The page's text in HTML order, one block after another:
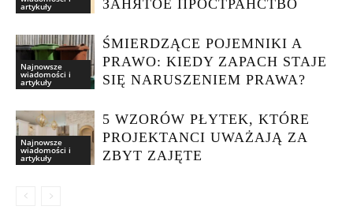
artykuły
ЗАНЯТОЕ ПРОСТРАНСТВО
Najnowsze
wiadomości i
artykuły
ŚMIERDZĄCE POJEMNIKI A
PRAWO: KIEDY ZAPACH STAJE
SIĘ NARUSZENIEM PRAWA?
Najnowsze
wiadomości i
artykuły
5 WZORÓW PŁYTEK, KTÓRE
PROJEKTANCI UWAŻAJĄ ZA
ZBYT ZAJĘTE